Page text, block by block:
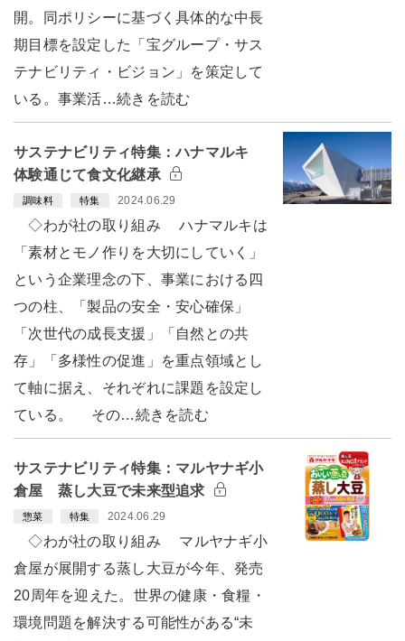
開。同ポリシーに基づく具体的な中長
期目標を設定した「宝グループ・サス
テナビリティ・ビジョン」を策定して
いる。事業活…続きを読む
サステナビリティ特集：ハナマルキ
体験通じて食文化継承
調味料 特集 2024.06.29
◇わが社の取り組み ハナマルキは
「素材とモノ作りを大切にしていく」
という企業理念の下、事業における四
つの柱、「製品の安全・安心確保」
「次世代の成長支援」「自然との共
存」「多様性の促進」を重点領域とし
て軸に据え、それぞれに課題を設定し
ている。 その…続きを読む
サステナビリティ特集：マルヤナギ小
倉屋 蒸し大豆で未来型追求
惣菜 特集 2024.06.29
◇わが社の取り組み マルヤナギ小
倉屋が展開する蒸し大豆が今年、発売
20周年を迎えた。世界の健康・食糧・
環境問題を解決する可能性がある“未